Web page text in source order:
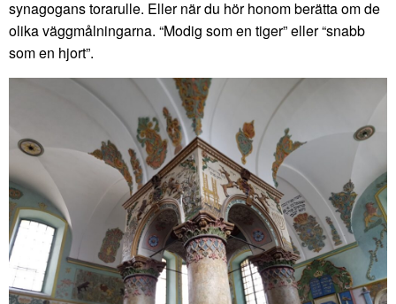
synagogans torarulle. Eller när du hör honom berätta om de
olika väggmålningarna. “Modig som en tiger” eller “snabb
som en hjort”.